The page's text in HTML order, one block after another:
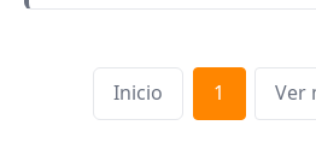
Inicio 1 Ver